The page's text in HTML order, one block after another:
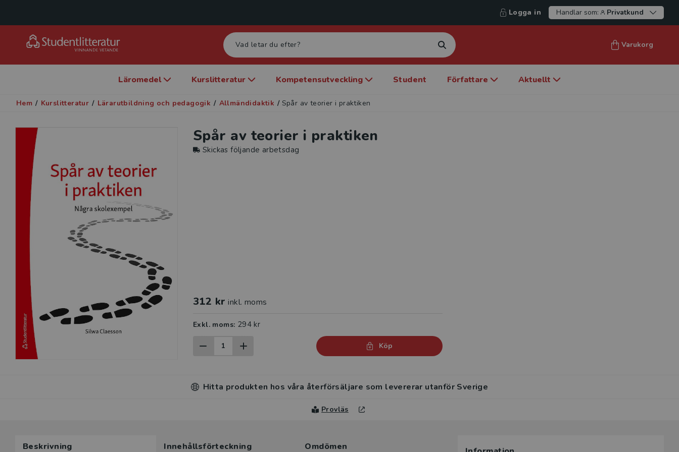
Logga in Handlar som: Privatkund
Varukorg
Läromedel Kurslitteratur Kompetensutveckling Student Författare Aktuellt
Hem / Kurslitteratur / Lärarutbildning och pedagogik / Allmändidaktik / Spår av teorier i praktiken
Spår av teorier i praktiken
Skickas följande arbetsdag
312 kr inkl. moms
Exkl. moms: 294 kr
Köp
Hitta produkten hos våra återförsäljare som levererar utanför Sverige
Provläs
Beskrivning Innehållsförteckning Omdömen